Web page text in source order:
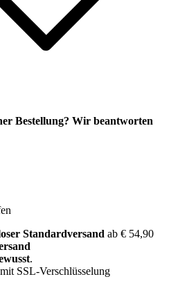
Bestellung? Wir beantworten
Standardversand ab € 54,90
.
mit SSL-Verschlüsselung